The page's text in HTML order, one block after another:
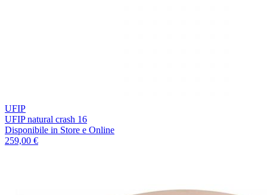
UFIP
UFIP natural crash 16
Disponibile in Store e Online
259,00 €